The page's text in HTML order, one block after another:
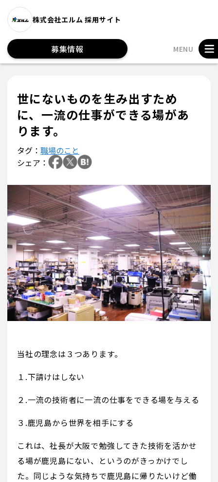
株式会社エルム 採用サイト
募集情報 MENU
世にないものを生み出すため
に、一流の仕事ができる場があ
ります。
タグ： 職場のこと
シェア：
当社の理念は３つあります。
１.下請けはしない
２.一流の技術者に一流の仕事をできる場を与える
３.鹿児島から世界を相手にする
これは、社長が大阪で勉強してきた技術を活かせ
る場が鹿児島にない、というのがきっかけでし
た。同じような気持ちで鹿児島に帰りたいけど働